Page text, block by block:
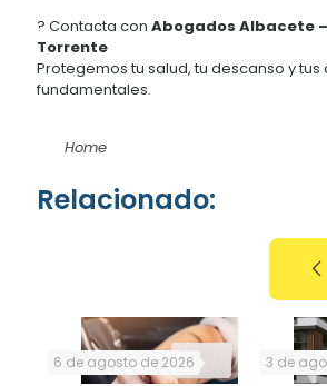
? Contacta con Abogados Albacete
Torrente
Protegemos tu salud, tu descanso y
fundamentales.
Home
Relacionado:
6 de agosto de 2026 3 de